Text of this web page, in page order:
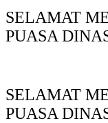
SELAMAT
PUASA
SELAMAT
PUASA